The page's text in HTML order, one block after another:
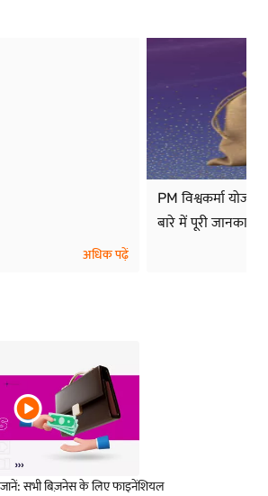
अधिक पढ़ें
PM विश्वकर्मा
बारे में पूरी जानकारी
सभी बिज़नेस के लिए फाइनेंशियल